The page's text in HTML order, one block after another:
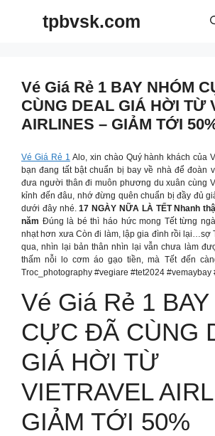
tpbvsk.com
Vé Giá Rẻ 1 BAY NHÓM
CÙNG DEAL GIÁ HỜI TỪ
AIRLINES – GIẢM TỚI
Vé Giá Rẻ 1 Alo, xin chào Quý hành khách của
bạn đang tất bật chuẩn bị bay về nhà để đoàn
đưa người thân đi muôn phương du xuân cùng
kỉnh đến đâu, nhớ đừng quên chuẩn bị đầy đủ
dưới đây nhé.17 NGÀY NỮA LÀ TẾT Nhanh
năm Đúng là bé thì háo hức mong Tết từng
nhạt hơn xưa Còn đi làm, lập gia đình rồi lại…sợ
qua, nhìn lại bản thân nhìn lại vẫn chưa làm
thấm nỗi lo cơm áo gạo tiền, mà Tết đến
Troc_photography #vegiare #tet2024 #vemaybay
Vé Giá Rẻ 1
CỰC ĐÃ CÙNG
GIÁ HỜI TỪ
VIETRAVEL
GIẢM TỚI 50%